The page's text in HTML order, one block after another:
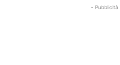
- Pubblicità